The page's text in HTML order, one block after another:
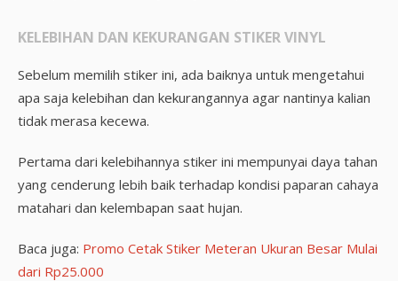
KELEBIHAN DAN KEKURANGAN STIKER VINYL
Sebelum memilih stiker ini, ada baiknya untuk mengetahui
apa saja kelebihan dan kekurangannya agar nantinya kalian
tidak merasa kecewa.
Pertama dari kelebihannya stiker ini mempunyai daya tahan
yang cenderung lebih baik terhadap kondisi paparan cahaya
matahari dan kelembapan saat hujan.
Baca juga: Promo Cetak Stiker Meteran Ukuran Besar Mulai
dari Rp25.000